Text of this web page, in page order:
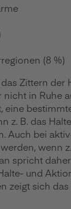
(8 %)
Zittern der
in Ruhe
eine
z. B. das
Auch bei
wenn
spricht
und
zeigt sich